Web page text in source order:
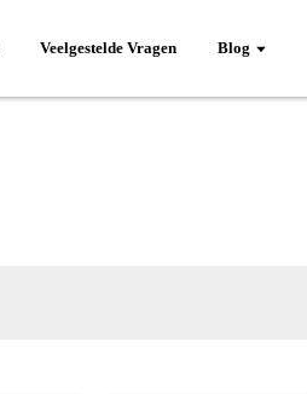
Veelgestelde Vragen Blog